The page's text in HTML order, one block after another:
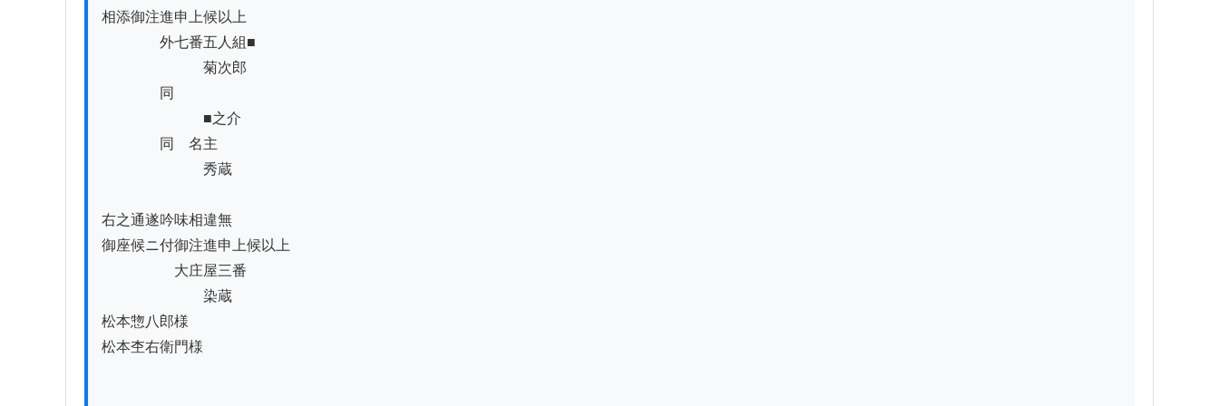
相添御注進申上候以上
外七番五人組■
菊次郎
同
■之介
同　名主
秀蔵
右之通遂吟味相違無
御座候ニ付御注進申上候以上
大庄屋三番
染蔵
松本惣八郎様
松本杢右衛門様